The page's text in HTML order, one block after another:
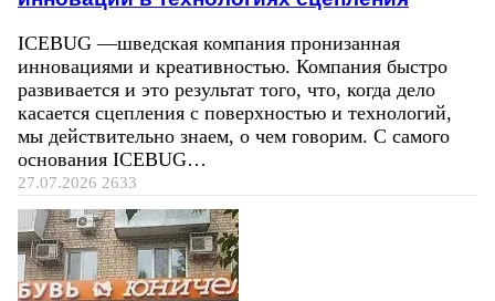
ICEBUG —шведская компания пронизанная
инновациями и креативностью. Компания быстро
развивается и это результат того, что, когда дело
касается сцепления с поверхностью и технологий,
мы действительно знаем, о чем говорим. С самого
основания ICEBUG…
27.07.2026 2633